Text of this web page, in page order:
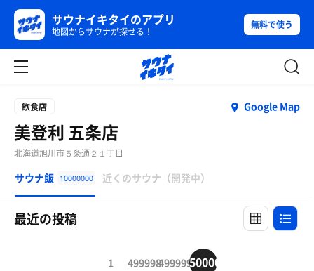
サウナイキタイのアプリ
地図からサウナが探せる！
無料で使う
飲食店 Google Map
美登利 五条店
北海道旭川市５条通２１丁目
サウナ飯 10000000 近くのサウナ（開発中）
最近の投稿
1 499998499999500000